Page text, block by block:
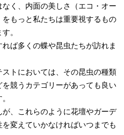
く、内面の美しさ（エコ・オー
もっと私たちは重要視するもの
。
ば多くの蝶や昆虫たちが訪れま
トにおいては、その昆虫の種類
競うカテゴリーがあっても良い
、これらのように花壇やガーデ
変えていかなければいつまでも